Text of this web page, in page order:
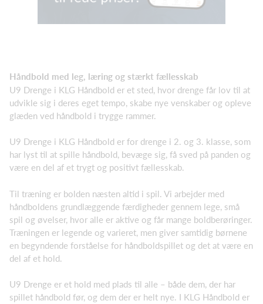
Håndbold med leg, læring og stærkt fællesskab
U9 Drenge i KLG Håndbold er et sted, hvor drenge får lov til at
udvikle sig i deres eget tempo, skabe nye venskaber og opleve
glæden ved håndbold i trygge rammer.
U9 Drenge i KLG Håndbold er for drenge i 2. og 3. klasse, som
har lyst til at spille håndbold, bevæge sig, få sved på panden og
være en del af et trygt og positivt fællesskab.
Til træning er bolden næsten altid i spil. Vi arbejder med
håndboldens grundlæggende færdigheder gennem lege, små
spil og øvelser, hvor alle er aktive og får mange boldberøringer.
Træningen er legende og varieret, men giver samtidig børnene
en begyndende forståelse for håndboldspillet og det at være en
del af et hold.
U9 Drenge er et hold med plads til alle – både dem, der har
spillet håndbold før, og dem der er helt nye. I KLG Håndbold er